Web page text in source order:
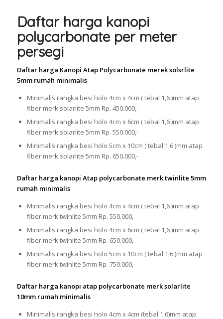
Daftar harga kanopi
polycarbonate per meter
persegi
Daftar harga Kanopi Atap Polycarbonate merek solsrlite
5mm rumah minimalis
Minimalis rangka besi holo 4cm x 4cm ( tebal 1,6 )mm atap
fiber merk solarlite 5mm Rp. 450.000,-
Minimalis rangka besi holo 4cm x 6cm ( tebal 1,6 )mm atap
fiber merk solarlite 5mm Rp. 550.000,-
Minimalis rangka besi holo 5cm x 10cm ( tebal 1,6 )mm atap
fiber merk solarlite 5mm Rp. 650.000,-
Daftar harga kanopi Atap polycarbonate merk twinlite 5mm
rumah minimalis
Minimalis rangka besi holo 4cm x 4cm ( tebal 1,6 )mm atap
fiber merk twinlite 5mm Rp. 550.000,-
Minimalis rangka besi holo 4cm x 6cm ( tebal 1,6 )mm atap
fiber merk twinlite 5mm Rp. 650.000,-
Minimalis rangka besi holo 5cm x 10cm ( tebal 1,6 )mm atap
fiber merk twinlite 5mm Rp. 750.000,-
Daftar harga kanopi atap polycarbonate merk solarlite
10mm rumah minimalis
Minimalis rangka besi holo 4cm x 4cm (tebal 1,6)mm atap